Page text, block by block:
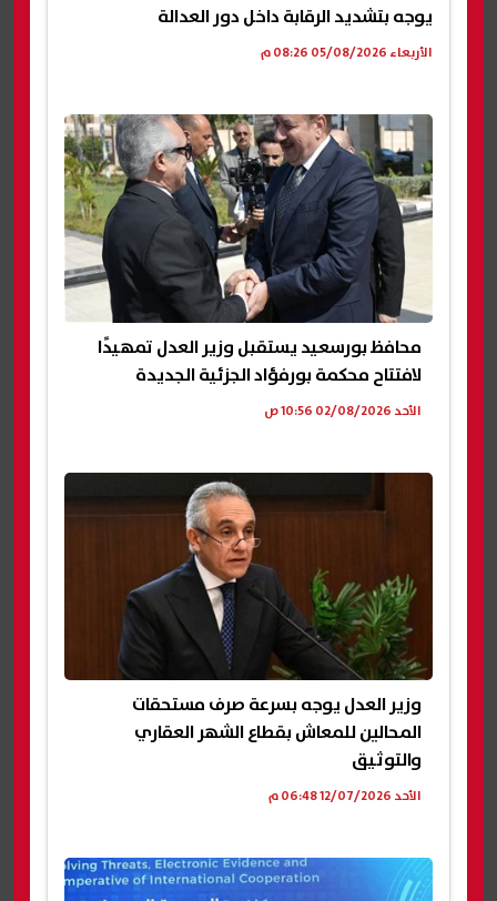
يوجه بتشديد الرقابة داخل دور العدالة
الأربعاء 05/08/2026 08:26 م
محافظ بورسعيد يستقبل وزير العدل تمهيدًا
لافتتاح محكمة بورفؤاد الجزئية الجديدة
الأحد 02/08/2026 10:56 ص
وزير العدل يوجه بسرعة صرف مستحقات
المحالين للمعاش بقطاع الشهر العقاري
والتوثيق
الأحد 12/07/2026 06:48 م